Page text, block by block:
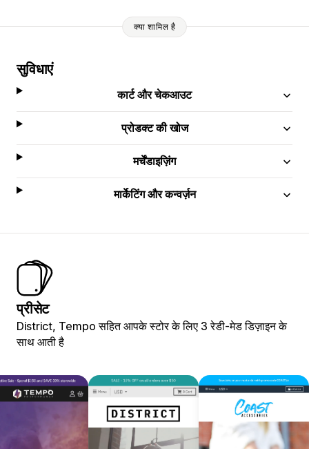
क्या शामिल है
सुविधाएं
कार्ट और चेकआउट
प्रोडक्ट की खोज
मर्चेंडाइज़िंग
मार्केटिंग और कन्वर्ज़न
प्रीसेट
District, Tempo सहित आपके स्टोर के लिए 3 रेडी-मेड डिज़ाइन के
साथ आती है